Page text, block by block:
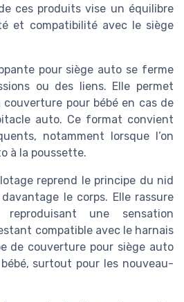
ces produits vise un équilibre
et compatibilité avec le siège
pour siège auto se ferme
ou des liens. Elle permet
couverture pour bébé en cas de
auto. Ce format convient
notamment lorsque l’on
à la poussette.
reprend le principe du nid
le corps. Elle rassure
une sensation
compatible avec le harnais
de couverture pour siège auto
surtout pour les nouveau-